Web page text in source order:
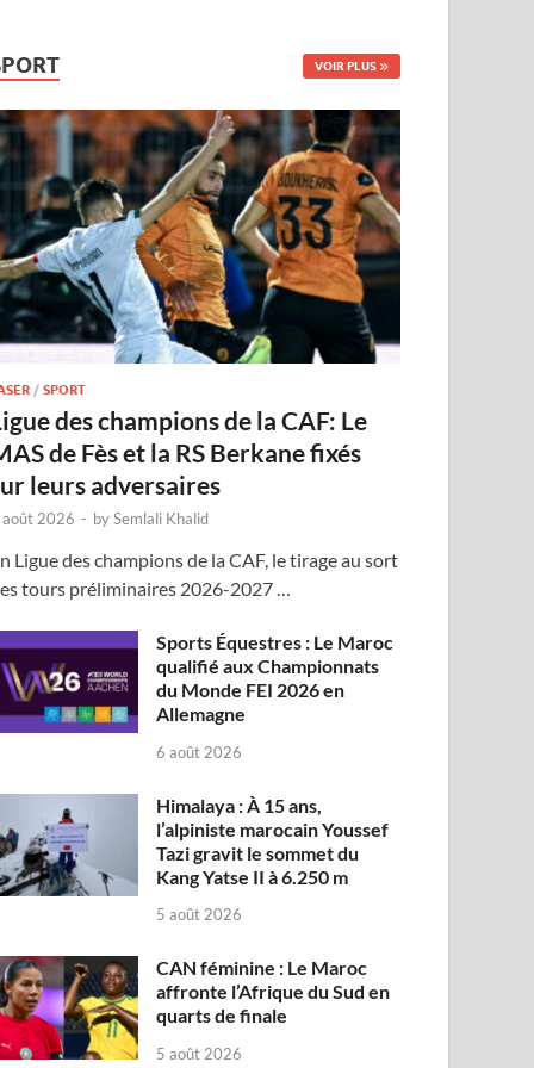
VOIR PLUS
/SPORT
des champions de la CAF: Le
de Fès et la RS Berkane fixés
leurs adversaires
2026 - bySemlali Khalid
Ligue des champions de la CAF, le tirage au sort
tours préliminaires 2026-2027 …
Sports Équestres : Le Maroc
qualifié aux Championnats
du Monde FEI 2026 en
Allemagne
6 août 2026
Himalaya : À 15 ans,
l’alpiniste marocain Youssef
Tazi gravit le sommet du
Kang Yatse II à 6.250 m
5 août 2026
CAN féminine : Le Maroc
affronte l’Afrique du Sud en
quarts de finale
5 août 2026